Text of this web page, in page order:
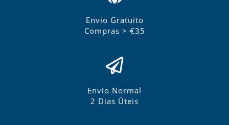
Envio Gratuito
Compras > €35
Envio Normal
2 Dias Úteis